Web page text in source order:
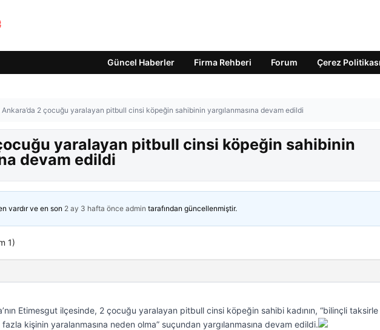
Güncel Haberler Firma Rehberi Forum Çerez Politikası
Ankara’da 2 çocuğu yaralayan pitbull cinsi köpeğin sahibinin yargılanmasına devam edildi
yaralayan pitbull cinsi köpeğin sahibinin
devam edildi
vardır ve en son 2 ay 3 hafta önce admin tarafından güncellenmiştir.
1)
Etimesgut ilçesinde, 2 çocuğu yaralayan pitbull cinsi köpeğin sahibi kadının, “bilinçli taksirle
kişinin yaralanmasına neden olma” suçundan yargılanmasına devam edildi.